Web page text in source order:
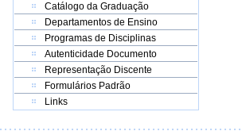
Catálogo da Graduação
Departamentos de Ensino
Programas de Disciplinas
Autenticidade Documento
Representação Discente
Formulários Padrão
Links